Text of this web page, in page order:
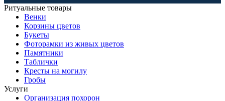
Ритуальные товары
Венки
Корзины цветов
Букеты
Фоторамки из живых цветов
Памятники
Таблички
Кресты на могилу
Гробы
Услуги
Организация похорон